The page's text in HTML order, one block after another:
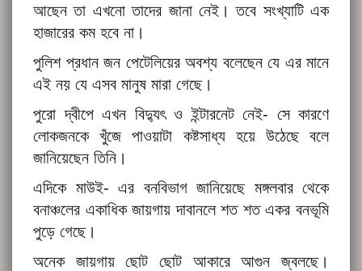
আছেন তা এখনো তাদের জানা নেই। তবে সংখ্যাটি এক
হাজারের কম হবে না।
পুলিশ প্রধান জন পেটেলিয়ের অবশ্য বলেছেন যে এর মানে
এই নয় যে এসব মানুষ মারা গেছে।
পুরো দ্বীপে এখন বিদ্যুৎ ও ইন্টারনেট নেই- সে কারণে
লোকজনকে খুঁজে পাওয়াটা কষ্টসাধ্য হয়ে উঠেছে বলে
জানিয়েছেন তিনি।
এদিকে মাউই- এর বনবিভাগ জানিয়েছে মঙ্গলবার থেকে
বনাঞ্চলের একাধিক জায়গায় দাবানলে শত শত একর বনভূমি
পুড়ে গেছে।
অনেক জায়গায় ছোট ছোট আকারে আগুন জ্বলছে।